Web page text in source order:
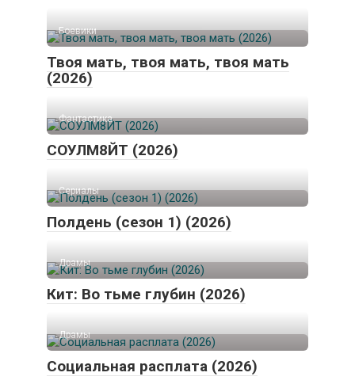
Боевики
Твоя мать, твоя мать, твоя мать
(2026)
Фантастика
СОУЛМ8ЙТ (2026)
Сериалы
Полдень (сезон 1) (2026)
Драмы
Кит: Во тьме глубин (2026)
Драмы
Социальная расплата (2026)